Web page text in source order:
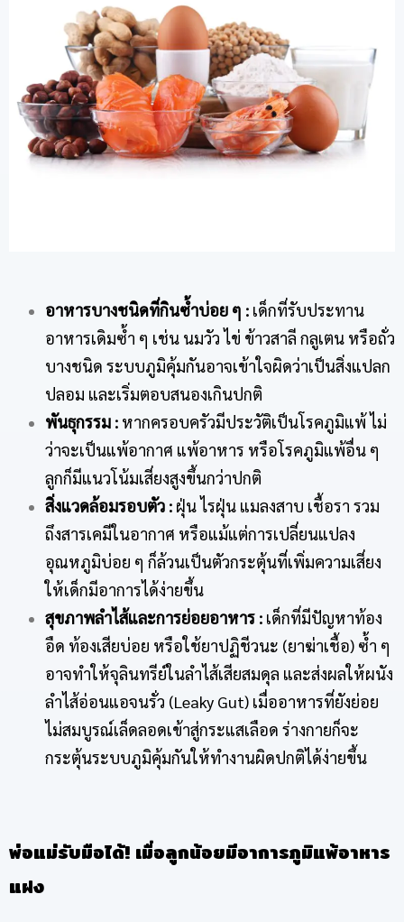
อาหารบางชนิดที่กินซ้ำบ่อย ๆ : เด็กที่รับประทาน
อาหารเดิมซ้ำ ๆ เช่น นมวัว ไข่ ข้าวสาลี กลูเตน หรือถั่ว
บางชนิด ระบบภูมิคุ้มกันอาจเข้าใจผิดว่าเป็นสิ่งแปลก
ปลอม และเริ่มตอบสนองเกินปกติ
พันธุกรรม : หากครอบครัวมีประวัติเป็นโรคภูมิแพ้ ไม่
ว่าจะเป็นแพ้อากาศ แพ้อาหาร หรือโรคภูมิแพ้อื่น ๆ
ลูกก็มีแนวโน้มเสี่ยงสูงขึ้นกว่าปกติ
สิ่งแวดล้อมรอบตัว : ฝุ่น ไรฝุ่น แมลงสาบ เชื้อรา รวม
ถึงสารเคมีในอากาศ หรือแม้แต่การเปลี่ยนแปลง
อุณหภูมิบ่อย ๆ ก็ล้วนเป็นตัวกระตุ้นที่เพิ่มความเสี่ยง
ให้เด็กมีอาการได้ง่ายขึ้น
สุขภาพลำไส้และการย่อยอาหาร : เด็กที่มีปัญหาท้อง
อืด ท้องเสียบ่อย หรือใช้ยาปฏิชีวนะ (ยาฆ่าเชื้อ) ซ้ำ ๆ
อาจทำให้จุลินทรีย์ในลำไส้เสียสมดุล และส่งผลให้ผนัง
ลำไส้อ่อนแอจนรั่ว (Leaky Gut) เมื่ออาหารที่ยังย่อย
ไม่สมบูรณ์เล็ดลอดเข้าสู่กระแสเลือด ร่างกายก็จะ
กระตุ้นระบบภูมิคุ้มกันให้ทำงานผิดปกติได้ง่ายขึ้น
พ่อแม่รับมือได้! เมื่อลูกน้อยมีอาการภูมิแพ้อาหาร
แฝง